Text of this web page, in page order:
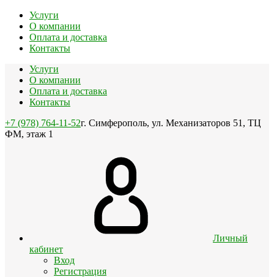
Услуги
О компании
Оплата и доставка
Контакты
Услуги
О компании
Оплата и доставка
Контакты
+7 (978) 764-11-52г. Симферополь, ул. Механизаторов 51, ТЦ
ФМ, этаж 1
Личный
кабинет
Вход
Регистрация